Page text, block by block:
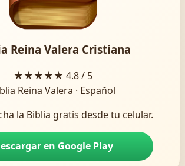
Reina Valera Cristiana
★★★★★ 4.8 / 5
Reina Valera · Español
la Biblia gratis desde tu celular.
en Google Play